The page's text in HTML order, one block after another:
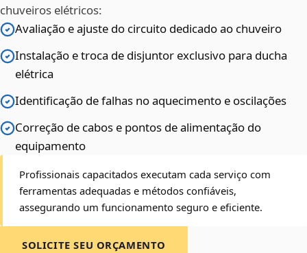
chuveiros elétricos:
Avaliação e ajuste do circuito dedicado ao chuveiro
Instalação e troca de disjuntor exclusivo para ducha
elétrica
Identificação de falhas no aquecimento e oscilações
Correção de cabos e pontos de alimentação do
equipamento
Profissionais capacitados executam cada serviço com
ferramentas adequadas e métodos confiáveis,
assegurando um funcionamento seguro e eficiente.
SOLICITE SEU ORÇAMENTO